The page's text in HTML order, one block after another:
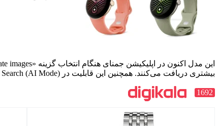
بیشتری دریافت می‌کنند. همچنین این قابلیت در Google Search (AI Mode) و NotebookLM نیز برای مشترکان در دسترس است.
1692